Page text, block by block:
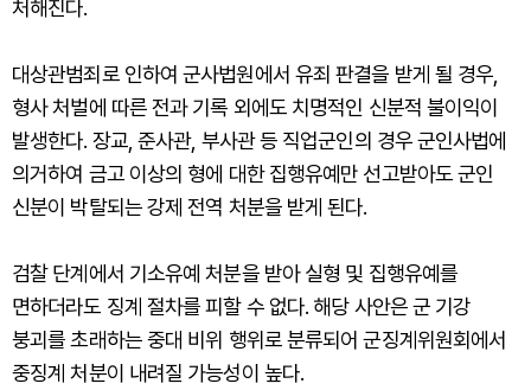
처해진다.
대상관범죄로 인하여 군사법원에서 유죄 판결을 받게 될 경우,
형사 처벌에 따른 전과 기록 외에도 치명적인 신분적 불이익이
발생한다. 장교, 준사관, 부사관 등 직업군인의 경우 군인사법에
의거하여 금고 이상의 형에 대한 집행유예만 선고받아도 군인
신분이 박탈되는 강제 전역 처분을 받게 된다.
검찰 단계에서 기소유예 처분을 받아 실형 및 집행유예를
면하더라도 징계 절차를 피할 수 없다. 해당 사안은 군 기강
붕괴를 초래하는 중대 비위 행위로 분류되어 군징계위원회에서
중징계 처분이 내려질 가능성이 높다.